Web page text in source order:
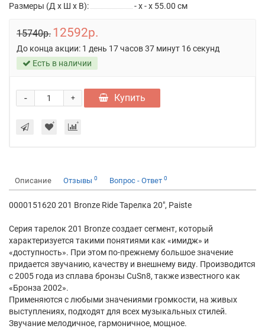
Размеры (Д x Ш x В):
- x - x 55.00 см
15740р. 12592р.
До конца акции: 1 день 17 часов 37 минут 16 секунд
Есть в наличии
+
- Купить
Описание Отзывы 0 Вопрос - Ответ 0
0000151620 201 Bronze Ride Тарелка 20", Paiste
Серия тарелок 201 Bronze создает сегмент, который
характеризуется такими понятиями как «имидж» и
«доступность». При этом по-прежнему большое значение
придается звучанию, качеству и внешнему виду. Производится
с 2005 года из сплава бронзы CuSn8, также известного как
«Бронза 2002».
Применяются с любыми значениями громкости, на живых
выступлениях, подходят для всех музыкальных стилей.
Звучание мелодичное, гармоничное, мощное.